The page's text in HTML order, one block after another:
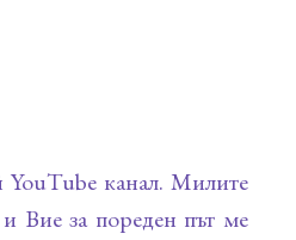
YouTube канал. Милите
Вие за пореден път ме